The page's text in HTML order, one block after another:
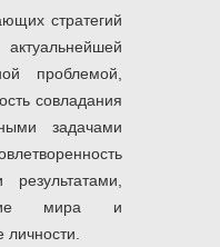
стратегий
проблемой,
совладания
задачами
мира и
личности.